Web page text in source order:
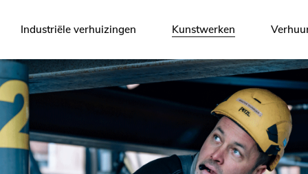
Industriële verhuizingen
(De)montage
Hijswerkzaamheden
Heavy lifting
Kunstwerken